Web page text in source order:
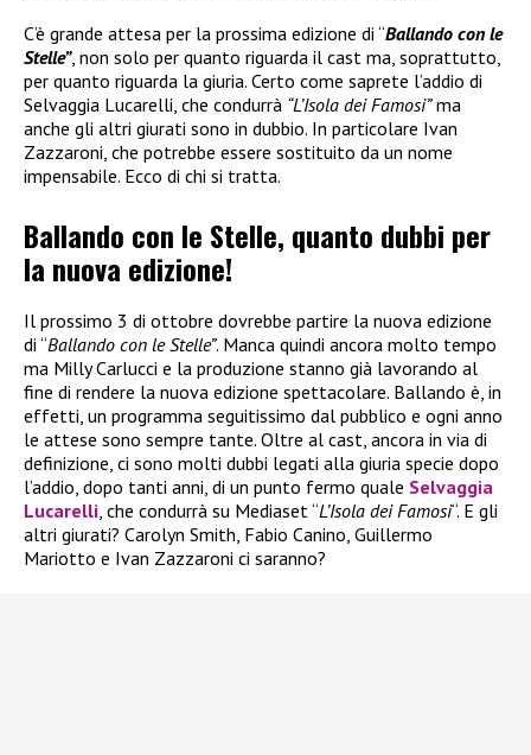
C’è grande attesa per la prossima edizione di “Ballando con le
Stelle”, non solo per quanto riguarda il cast ma, soprattutto,
per quanto riguarda la giuria. Certo come saprete l’addio di
Selvaggia Lucarelli, che condurrà “L’Isola dei Famosi”ma
anche gli altri giurati sono in dubbio. In particolare Ivan
Zazzaroni, che potrebbe essere sostituito da un nome
impensabile. Ecco di chi si tratta.
Ballando con le Stelle, quanto dubbi per
la nuova edizione!
Il prossimo 3 di ottobre dovrebbe partire la nuova edizione
di “Ballando con le Stelle”. Manca quindi ancora molto tempo
ma Milly Carlucci e la produzione stanno già lavorando al
fine di rendere la nuova edizione spettacolare. Ballando è, in
effetti, un programma seguitissimo dal pubblico e ogni anno
le attese sono sempre tante. Oltre al cast, ancora in via di
definizione, ci sono molti dubbi legati alla giuria specie dopo
l’addio, dopo tanti anni, di un punto fermo quale Selvaggia
Lucarelli, che condurrà su Mediaset “L’Isola dei Famosi“. E gli
altri giurati? Carolyn Smith, Fabio Canino, Guillermo
Mariotto e Ivan Zazzaroni ci saranno?